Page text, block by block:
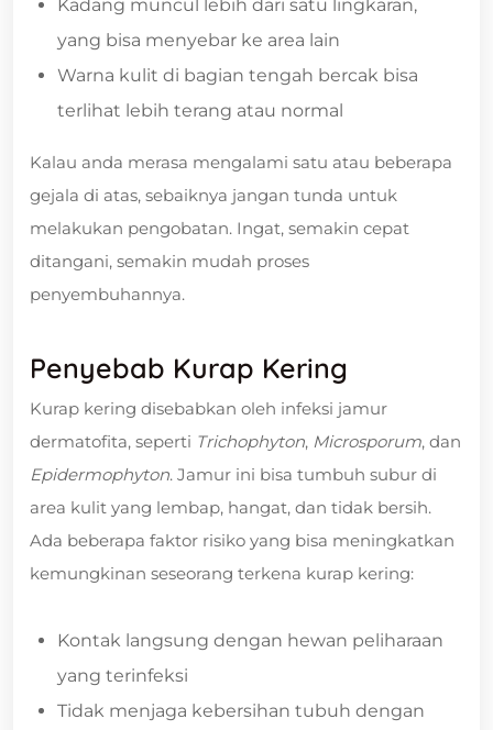
Kadang muncul lebih dari satu lingkaran,
yang bisa menyebar ke area lain
Warna kulit di bagian tengah bercak bisa
terlihat lebih terang atau normal
Kalau anda merasa mengalami satu atau beberapa
gejala di atas, sebaiknya jangan tunda untuk
melakukan pengobatan. Ingat, semakin cepat
ditangani, semakin mudah proses
penyembuhannya.
Penyebab Kurap Kering
Kurap kering disebabkan oleh infeksi jamur
dermatofita, seperti Trichophyton, Microsporum, dan
Epidermophyton. Jamur ini bisa tumbuh subur di
area kulit yang lembap, hangat, dan tidak bersih.
Ada beberapa faktor risiko yang bisa meningkatkan
kemungkinan seseorang terkena kurap kering:
Kontak langsung dengan hewan peliharaan
yang terinfeksi
Tidak menjaga kebersihan tubuh dengan